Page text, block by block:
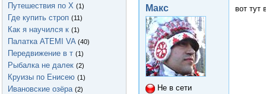
Путешествия по Х (1)
Где купить строп (11)
Как я научился к (1)
Палатка ATEMI VA (40)
Передвижение в т (1)
Рыбалка не далек (2)
Круизы по Енисею (1)
Ивановские озёра (2)
Макс
Не в сети
вот тут